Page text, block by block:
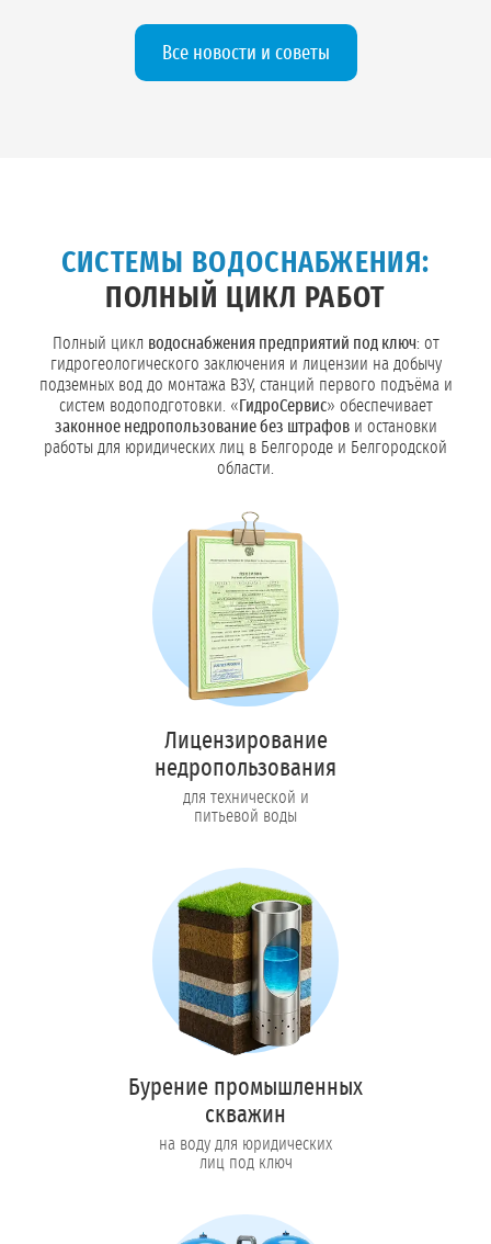
Все новости и советы
СИСТЕМЫ ВОДОСНАБЖЕНИЯ:
ПОЛНЫЙ ЦИКЛ РАБОТ
Полный цикл водоснабжения предприятий под ключ: от
гидрогеологического заключения и лицензии на добычу
подземных вод до монтажа ВЗУ, станций первого подъёма и
систем водоподготовки. «ГидроСервис» обеспечивает
законное недропользование без штрафови остановки
работы для юридических лиц в Белгороде и Белгородской
области.
Лицензирование
недропользования
для технической и
питьевой воды
Бурение промышленных
скважин
на воду для юридических
лиц под ключ